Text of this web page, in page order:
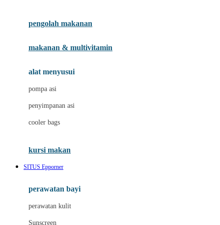
Joolz
Leclerc
Lee Vierra
Lillebaby
Little Bird Told Me
Little Miss Janis
pengolah makanan
makanan & multivitamin
alat menyusui
pompa asi
penyimpanan asi
cooler bags
kursi makan
SITUS Epporner
perawatan bayi
perawatan kulit
Sunscreen